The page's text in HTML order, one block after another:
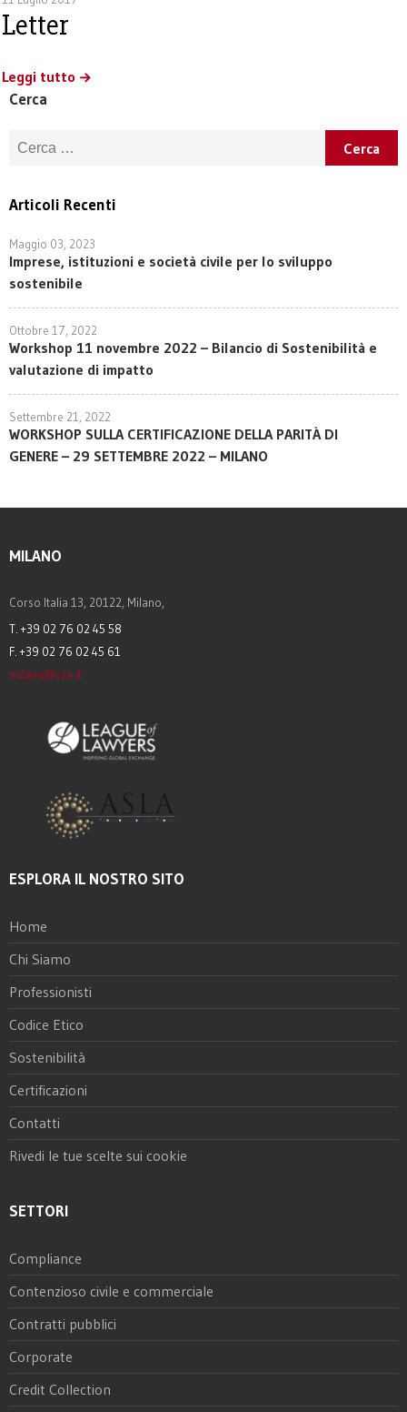
Letter
Leggi tutto
Cerca
Ricerca per:
Articoli Recenti
Maggio 03, 2023
Imprese, istituzioni e società civile per lo sviluppo
sostenibile
Ottobre 17, 2022
Workshop 11 novembre 2022 – Bilancio di Sostenibilità e
valutazione di impatto
Settembre 21, 2022
WORKSHOP SULLA CERTIFICAZIONE DELLA PARITÀ DI
GENERE – 29 SETTEMBRE 2022 – MILANO
MILANO
Corso Italia 13, 20122, Milano,
T. +39 02 76 02 45 58
F. +39 02 76 02 45 61
milano@sza.it
ESPLORA IL NOSTRO SITO
Home
Chi Siamo
Professionisti
Codice Etico
Sostenibilità
Certificazioni
Contatti
Rivedi le tue scelte sui cookie
SETTORI
Compliance
Contenzioso civile e commerciale
Contratti pubblici
Corporate
Credit Collection